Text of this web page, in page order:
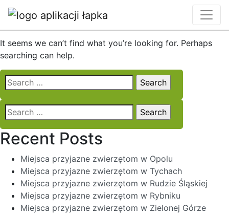
Nothing Found
It seems we can’t find what you’re looking for. Perhaps
searching can help.
Search
for:
Search
for:
Recent Posts
Miejsca przyjazne zwierzętom w Opolu
Miejsca przyjazne zwierzętom w Tychach
Miejsca przyjazne zwierzętom w Rudzie Śląskiej
Miejsca przyjazne zwierzętom w Rybniku
Miejsca przyjazne zwierzętom w Zielonej Górze